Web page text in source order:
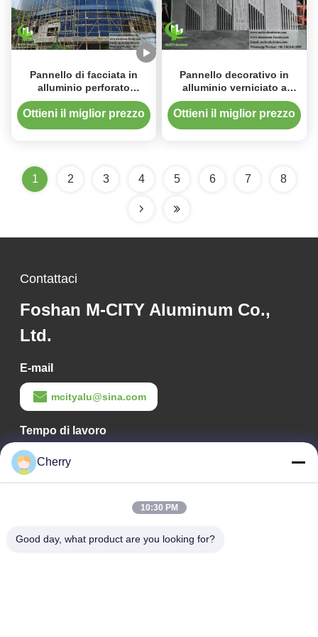
Pannello di facciata in
alluminio perforato
verniciato a polvere
1200x2400mm tagliato al
laser CNC per rivestimenti
Ottieni il miglior prezzo
Pannello decorativo in
alluminio verniciato a
polvere spesso 20 mm con
motivi personalizzabili
Ottieni il miglior prezzo
1 2 3 4 5 6 7 8
Contattaci
Foshan M-CITY Aluminum Co.,
Ltd.
E-mail
mcityalu@sina.com
Tempo di lavoro
8:00-22:00
Il nostro indirizzo
P.R.China.
Cherry
10:30 PM
Good day, what product are you looking for?